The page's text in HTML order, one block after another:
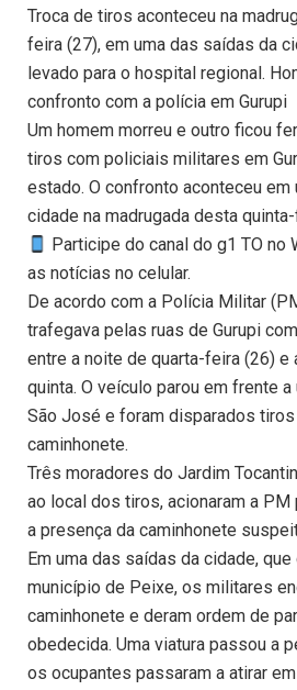
Troca de tiros aconteceu na
feira (27), em uma das saídas da
levado para o hospital regional.
confronto com a polícia em Gurupi
Um homem morreu e outro ficou
tiros com policiais militares em
estado. O confronto aconteceu em
cidade na madrugada desta
Participe do canal do g1 TO no
as notícias no celular.
De acordo com a Polícia Militar
trafegava pelas ruas de Gurupi
entre a noite de quarta-feira (26) e
quinta. O veículo parou em frente
São José e foram disparados
caminhonete.
Três moradores do Jardim
ao local dos tiros, acionaram a
a presença da caminhonete
Em uma das saídas da cidade,
município de Peixe, os militares
caminhonete e deram ordem de
obedecida. Uma viatura passou a
os ocupantes passaram a atirar